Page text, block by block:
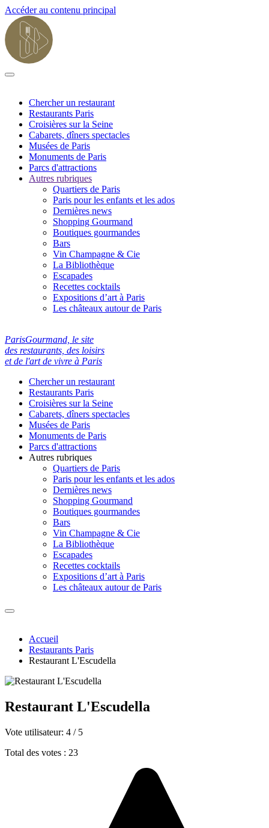
Accéder au contenu principal
Chercher un restaurant
Restaurants Paris
Croisières sur la Seine
Cabarets, dîners spectacles
Musées de Paris
Monuments de Paris
Parcs d'attractions
Autres rubriques
Quartiers de Paris
Paris pour les enfants et les ados
Dernières news
Shopping Gourmand
Boutiques gourmandes
Bars
Vin Champagne & Cie
La Bibliothèque
Escapades
Recettes cocktails
Expositions d’art à Paris
Les châteaux autour de Paris
ParisGourmand, le site
des restaurants, des loisirs
et de l'art de vivre à Paris
Chercher un restaurant
Restaurants Paris
Croisières sur la Seine
Cabarets, dîners spectacles
Musées de Paris
Monuments de Paris
Parcs d'attractions
Autres rubriques
Quartiers de Paris
Paris pour les enfants et les ados
Dernières news
Shopping Gourmand
Boutiques gourmandes
Bars
Vin Champagne & Cie
La Bibliothèque
Escapades
Recettes cocktails
Expositions d’art à Paris
Les châteaux autour de Paris
Accueil
Restaurants Paris
Restaurant L'Escudella
Restaurant L'Escudella
Vote utilisateur: 4 / 5
Total des votes : 23